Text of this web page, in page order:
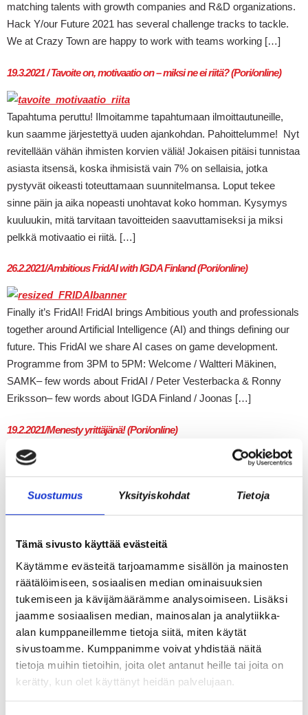
Suostumus Yksityiskohdat Tietoja
Tämä sivusto käyttää evästeitä
Käytämme evästeitä tarjoamamme sisällön ja mainosten
räätälöimiseen, sosiaalisen median ominaisuuksien
tukemiseen ja kävijämäärämme analysoimiseen. Lisäksi
jaamme sosiaalisen median, mainosalan ja analytiikka-
alan kumppaneillemme tietoja siitä, miten käytät
sivustoamme. Kumppanimme voivat yhdistää näitä
tietoja muihin tietoihin, joita olet antanut heille tai joita on
kerätty, kun olet käyttänyt heidän palvelujaan.
matching talents with growth companies and R&D organizations.
Hack Y/our Future 2021 has several challenge tracks to tackle.
We at Crazy Town are happy to work with teams working […]
19.3.2021 / Tavoite on, motivaatio on – miksi ne ei riitä? (Pori/online)
Tapahtuma peruttu! Ilmoitamme tapahtumaan ilmoittautuneille,
kun saamme järjestettyä uuden ajankohdan. Pahoittelumme! Nyt
revitellään vähän ihmisten korvien väliä! Jokaisen pitäisi tunnistaa
asiasta itsensä, koska ihmisistä vain 7% on sellaisia, jotka
pystyvät oikeasti toteuttamaan suunnitelmansa. Loput tekee
sinne päin ja aika nopeasti unohtavat koko homman. Kysymys
kuuluukin, mitä tarvitaan tavoitteiden saavuttamiseksi ja miksi
pelkkä motivaatio ei riitä. […]
26.2.2021/Ambitious FridAI with IGDA Finland (Pori/online)
Finally it’s FridAI! FridAI brings Ambitious youth and professionals
together around Artificial Intelligence (AI) and things defining our
future. This FridAI we share AI cases on game development.
Programme from 3PM to 5PM: Welcome / Waltteri Mäkinen,
SAMK– few words about FridAI / Peter Vesterbacka & Ronny
Eriksson– few words about IGDA Finland / Joonas […]
19.2.2021/Menesty yrittäjänä! (Pori/online)
ELO ja Suomen Yrittäjät teki viime vuoden lopulla mittavan
Menesty yrittäjänä -tutkimuksen, jossa kartoitettiin yrittäjien
mm. mitkä tekijät auttoivat yrittäjiä selviämään koronaviruksen
aiheuttamassa poikkeustilanteessa. Liiketoiminnallisten tekijöiden
lisäksi haluttiin ymmärtää, millaisella johtamisella yrittäjät ovat
selvinneet kriisistä. Tutkimuksen mukaan yrittäjien stressitasot
olivat hälyttävissä lukemissa, […]
29.1.2021/Digimarkkinoinnin trendit 2021 (Pori/online)
Tagomo on Mikko Lehtisen ja Petri Elovaaran v. 2018 perustama